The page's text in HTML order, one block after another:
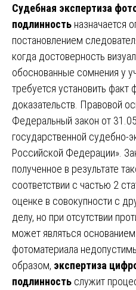
Судебная экспертиза
подлинность назначается
постановлением
когда достоверность
обоснованные сомнения у
требуется установить факт
доказательств. Правовой
Федеральный закон от
государственной судебно-
Российской Федерации».
полученное в результате
соответствии с частью 2
оценке в совокупности с
делу, но при отсутствии
может являться
фотоматериала
образом, экспертиза
подлинность служит